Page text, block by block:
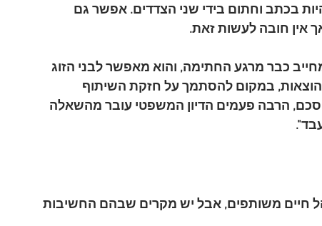
בכתב וחתום בידי שני הצדדים. אפשר גם
אין חובה לעשות זאת.
כבר מרגע החתימה, והוא מאפשר לבני הזוג
במקום להסתמך על חזקת השיתוף
הרבה פעמים הדיון המשפטי עובר מהשאלה
חיים משותפים, אבל יש מקרים שבהם החשיבות